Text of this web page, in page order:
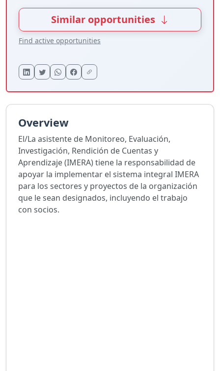
Similar opportunities
Find active opportunities
Overview
El/La asistente de Monitoreo, Evaluación,
Investigación, Rendición de Cuentas y
Aprendizaje (IMERA) tiene la responsabilidad de
apoyar la implementar el sistema integral IMERA
para los sectores y proyectos de la organización
que le sean designados, incluyendo el trabajo
con socios.